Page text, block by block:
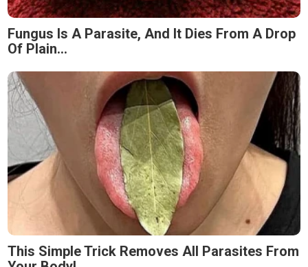
Fungus Is A Parasite, And It Dies From A Drop
Of Plain...
This Simple Trick Removes All Parasites From